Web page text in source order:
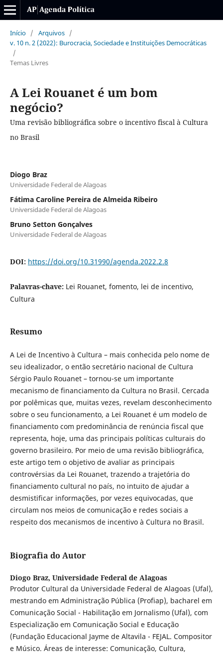
Início / Arquivos /
v. 10 n. 2 (2022): Burocracia, Sociedade e Instituições Democráticas
/
Temas Livres
A Lei Rouanet é um bom
negócio?
Uma revisão bibliográfica sobre o incentivo fiscal à Cultura
no Brasil
Diogo Braz
Universidade Federal de Alagoas
Fátima Caroline Pereira de Almeida Ribeiro
Universidade Federal de Alagoas
Bruno Setton Gonçalves
Universidade Federal de Alagoas
DOI: https://doi.org/10.31990/agenda.2022.2.8
Palavras-chave: Lei Rouanet, fomento, lei de incentivo,
Cultura
Resumo
A Lei de Incentivo à Cultura – mais conhecida pelo nome de
seu idealizador, o então secretário nacional de Cultura
Sérgio Paulo Rouanet – tornou-se um importante
mecanismo de financiamento da Cultura no Brasil. Cercada
por polêmicas que, muitas vezes, revelam desconhecimento
sobre o seu funcionamento, a Lei Rouanet é um modelo de
financiamento com predominância de renúncia fiscal que
representa, hoje, uma das principais políticas culturais do
governo brasileiro. Por meio de uma revisão bibliográfica,
este artigo tem o objetivo de avaliar as principais
controvérsias da Lei Rouanet, trazendo a trajetória do
financiamento cultural no país, no intuito de ajudar a
desmistificar informações, por vezes equivocadas, que
circulam nos meios de comunicação e redes sociais a
respeito dos mecanismos de incentivo à Cultura no Brasil.
Biografia do Autor
Diogo Braz, Universidade Federal de Alagoas
Produtor Cultural da Universidade Federal de Alagoas (Ufal),
mestrando em Administração Pública (Profiap), bacharel em
Comunicação Social - Habilitação em Jornalismo (Ufal), com
Especialização em Comunicação Social e Educação
(Fundação Educacional Jayme de Altavila - FEJAL. Compositor
e Músico. Áreas de interesse: Comunicação, Cultura,